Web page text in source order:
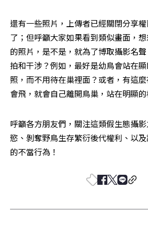
還有一些照片，上傳者已經關閉分享
了；但呼籲大家如果看到類似畫面，想
的照片，是不是，就為了博取攝影名
拍和干涉？例如，最好是幼鳥會站在
照，而不用待在巢裡面？或者，有這
會飛，就會自己離開鳥巢，站在明顯的
呼籲各方朋友們，關注這類假生態攝
慾、剝奪野鳥生存繁衍後代權利、以
的不當行為！